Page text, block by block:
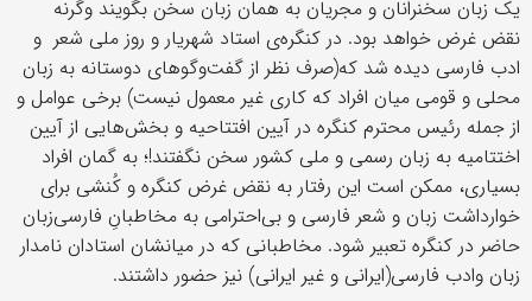
یک زبان سخنرانان و مجریان به همان زبان سخن بگویند وگرنه
نقض غرض خواهد بود. در کنگره‌ی استاد شهریار و روز ملی شعر و
ادب فارسی دیده شد که(صرف نظر از گفت‌وگوهای دوستانه به زبان
محلی و قومی میان افراد که کاری غیر معمول نیست) برخی عوامل و
از جمله رئیس محترم کنگره در آیین افتتاحیه و بخش‌هایی از آیین
اختتامیه به زبان رسمی و ملی کشور سخن نگفتند!؛ به گمان افراد
بسیاری، ممکن است این رفتار به نقض غرض کنگره و کُنشی برای
خوارداشت زبان و شعر فارسی و بی‌احترامی به مخاطبانِ فارسی‌زبان
حاضر در کنگره تعبیر شود. مخاطبانی که در میانشان استادان نامدار
زبان وادب فارسی(ایرانی و غیر ایرانی) نیز حضور داشتند.